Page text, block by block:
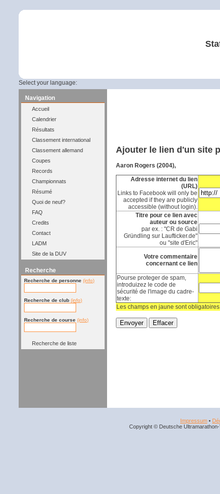
Select your language:
Navigation
Accueil
Calendrier
Résultats
Classement international
Classement allemand
Coupes
Records
Championnats
Résumé
Quoi de neuf?
FAQ
Credits
Contact
LADM
Site de la DUV
Recherche
Recherche de personne (info)
Recherche de club (info)
Recherche de course (info)
Recherche de liste
Ajouter le lien d'un site
Aaron Rogers (2004),
Adresse internet du lien
(URL)
Links to Facebook will only be
accepted if they are publicly
accessible (without login).
Titre pour ce lien avec
auteur ou source
par ex. : "CR de Gabi
Gründling sur Laufticker.de"
ou "site d'Eric"
Votre commentaire
concernant ce lien
Pourse proteger de spam,
introduizez le code de
sécurité de l'image du cadre-
texte:
Les champs en jaune sont
Impressum •
Copyright © Deutsche